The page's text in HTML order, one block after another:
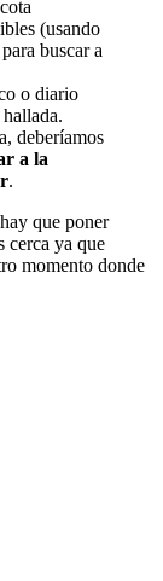
(usando
para buscar a
o diario
deberíamos
a la
.
que poner
cerca ya que
momento donde